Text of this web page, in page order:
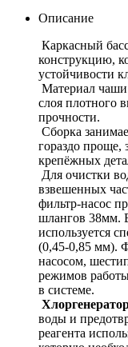
Описание
Каркасный
конструкцию,
устойчивости
Материал чаши
слоя плотного
прочности.
Сборка
гораздо проще,
крепёжных
Для очистки
взвешенных
фильтр-насос
шлангов 38мм.
используется
(0,45-0,85 мм).
насосом,
режимов
в системе.
воды и
реагента